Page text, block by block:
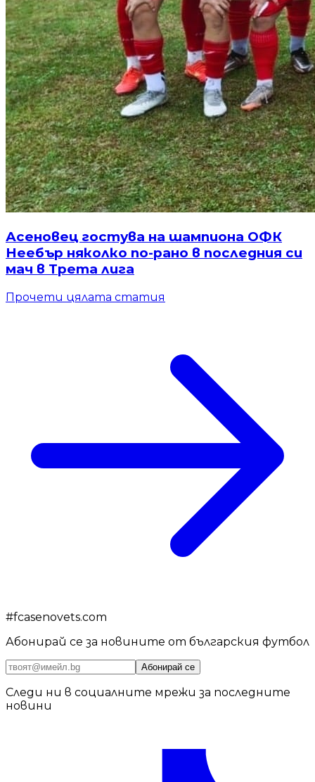
Асеновец гостува на шампиона ОФК
Неебър няколко по-рано в последния си
мач в Трета лига
Прочети цялата статия
#fcasenovets.com
Абонирай се за новините от българския футбол
Абонирай се
Следи ни в социалните мрежи за последните
новини